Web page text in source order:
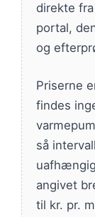
direkte
portal,
og
Priserne
findes
så
angivet
til kr. pr.